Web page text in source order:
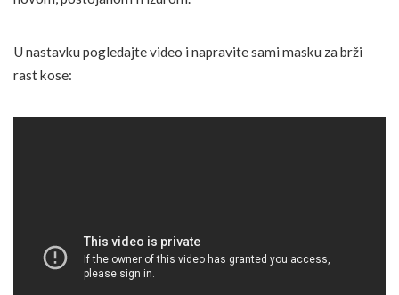
U nastavku pogledajte video i napravite sami masku za brži
rast kose: